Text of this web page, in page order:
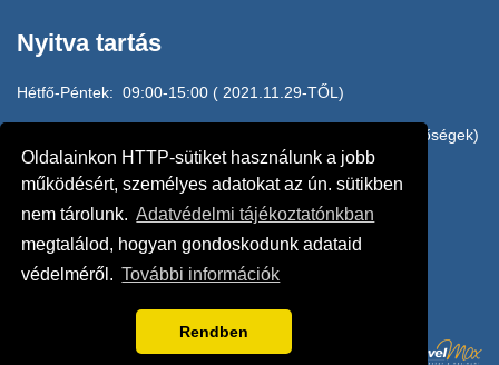
Oldalainkon HTTP-sütiket használunk a jobb
működésért, személyes adatokat az ún. sütikben
nem tárolunk. Adatvédelmi tájékoztatónkban
megtalálod, hogyan gondoskodunk adataid
védelméről. További információk
Rendben
Nyitva tartás
Hétfő-Péntek: 09:00-15:00 ( 2021.11.29-TŐL)
H-P: 15:00-17:00 HOME OFFICE (e-mail, mobilos elérhetőségek)
20/2552679, 20/3145010, 20/4942610
Szombat: ZÁRVA